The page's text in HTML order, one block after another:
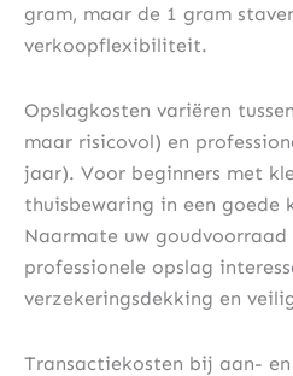
gram, maar de 1 gram
verkoopflexibiliteit.
Opslagkosten variëren
maar risicovol) en
jaar). Voor beginners met
thuisbewaring in een goede
Naarmate uw
professionele opslag
verzekeringsdekking en
Transactiekosten bij aan-